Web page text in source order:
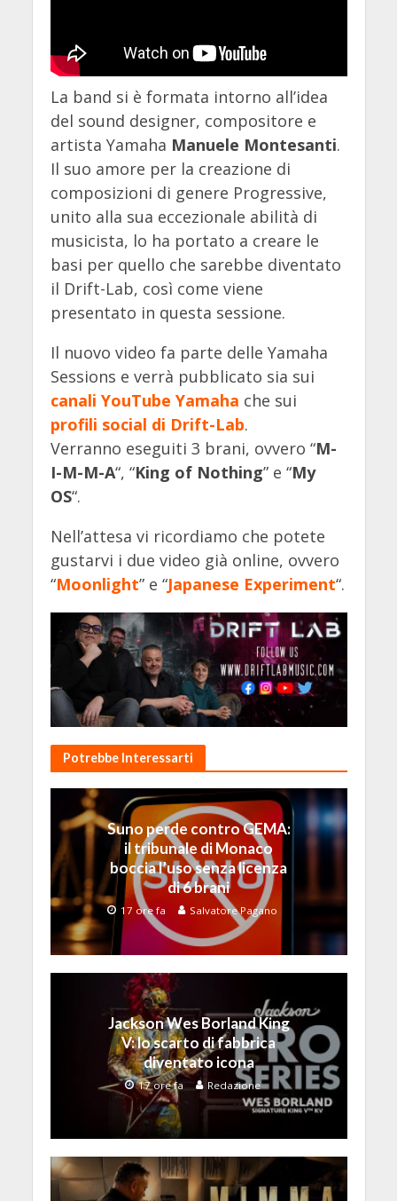
La band si è formata intorno all’idea
del sound designer, compositore e
artista Yamaha Manuele Montesanti.
Il suo amore per la creazione di
composizioni di genere Progressive,
unito alla sua eccezionale abilità di
musicista, lo ha portato a creare le
basi per quello che sarebbe diventato
il Drift-Lab, così come viene
presentato in questa sessione.
Il nuovo video fa parte delle Yamaha
Sessions e verrà pubblicato sia sui
canali YouTube Yamaha che sui
profili social di Drift-Lab.
Verranno eseguiti 3 brani, ovvero “M-
I-M-M-A“, “King of Nothing” e “My
OS“.
Nell’attesa vi ricordiamo che potete
gustarvi i due video già online, ovvero
“Moonlight” e “Japanese Experiment“.
Potrebbe Interessarti
Suno perde contro GEMA:
il tribunale di Monaco
boccia l’uso senza licenza
di 6 brani
17 ore fa Salvatore Pagano
Jackson Wes Borland King
V: lo scarto di fabbrica
diventato icona
17 ore fa Redazione